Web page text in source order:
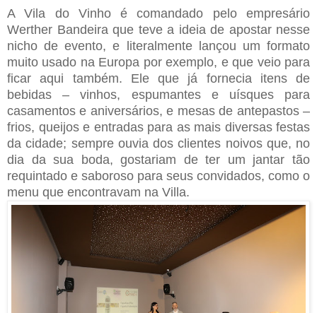
A Vila do Vinho é comandado pelo empresário
Werther Bandeira que teve a ideia de apostar nesse
nicho de evento, e literalmente lançou um formato
muito usado na Europa por exemplo, e que veio para
ficar aqui também. Ele que já fornecia itens de
bebidas – vinhos, espumantes e uísques para
casamentos e aniversários, e mesas de antepastos –
frios, queijos e entradas para as mais diversas festas
da cidade; sempre ouvia dos clientes noivos que, no
dia da sua boda, gostariam de ter um jantar tão
requintado e saboroso para seus convidados, como o
menu que encontravam na Villa.